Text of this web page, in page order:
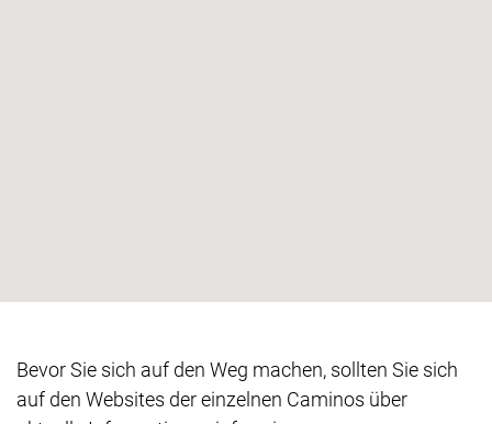
Bevor Sie sich auf den Weg machen, sollten Sie sich
auf den Websites der einzelnen Caminos über